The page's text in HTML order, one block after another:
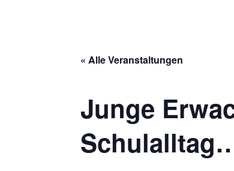
« Alle Veranstaltungen
Junge